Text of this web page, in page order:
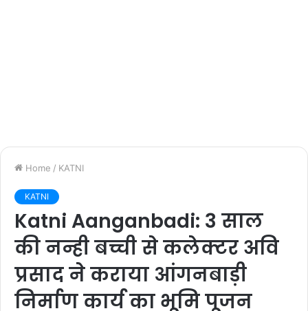
Home / KATNI
KATNI
Katni Aanganbadi: 3 साल
की नन्ही बच्ची से कलेक्‍टर अवि
प्रसाद ने कराया आंगनबाड़ी
निर्माण कार्य का भूमि पूजन